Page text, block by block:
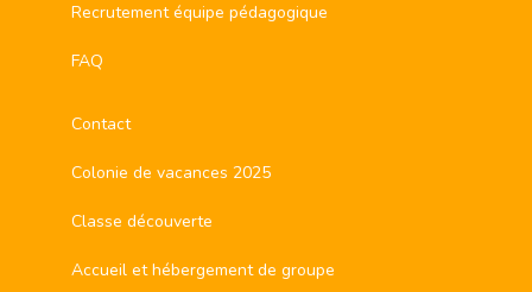
Recrutement équipe pédagogique
FAQ
Contact
Colonie de vacances 2025
Classe découverte
Accueil et hébergement de groupe